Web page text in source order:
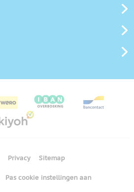
Privacy Sitemap
Pas cookie instellingen aan